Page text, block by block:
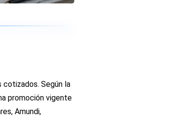
cotizados. Según la
promoción vigente
Amundi,